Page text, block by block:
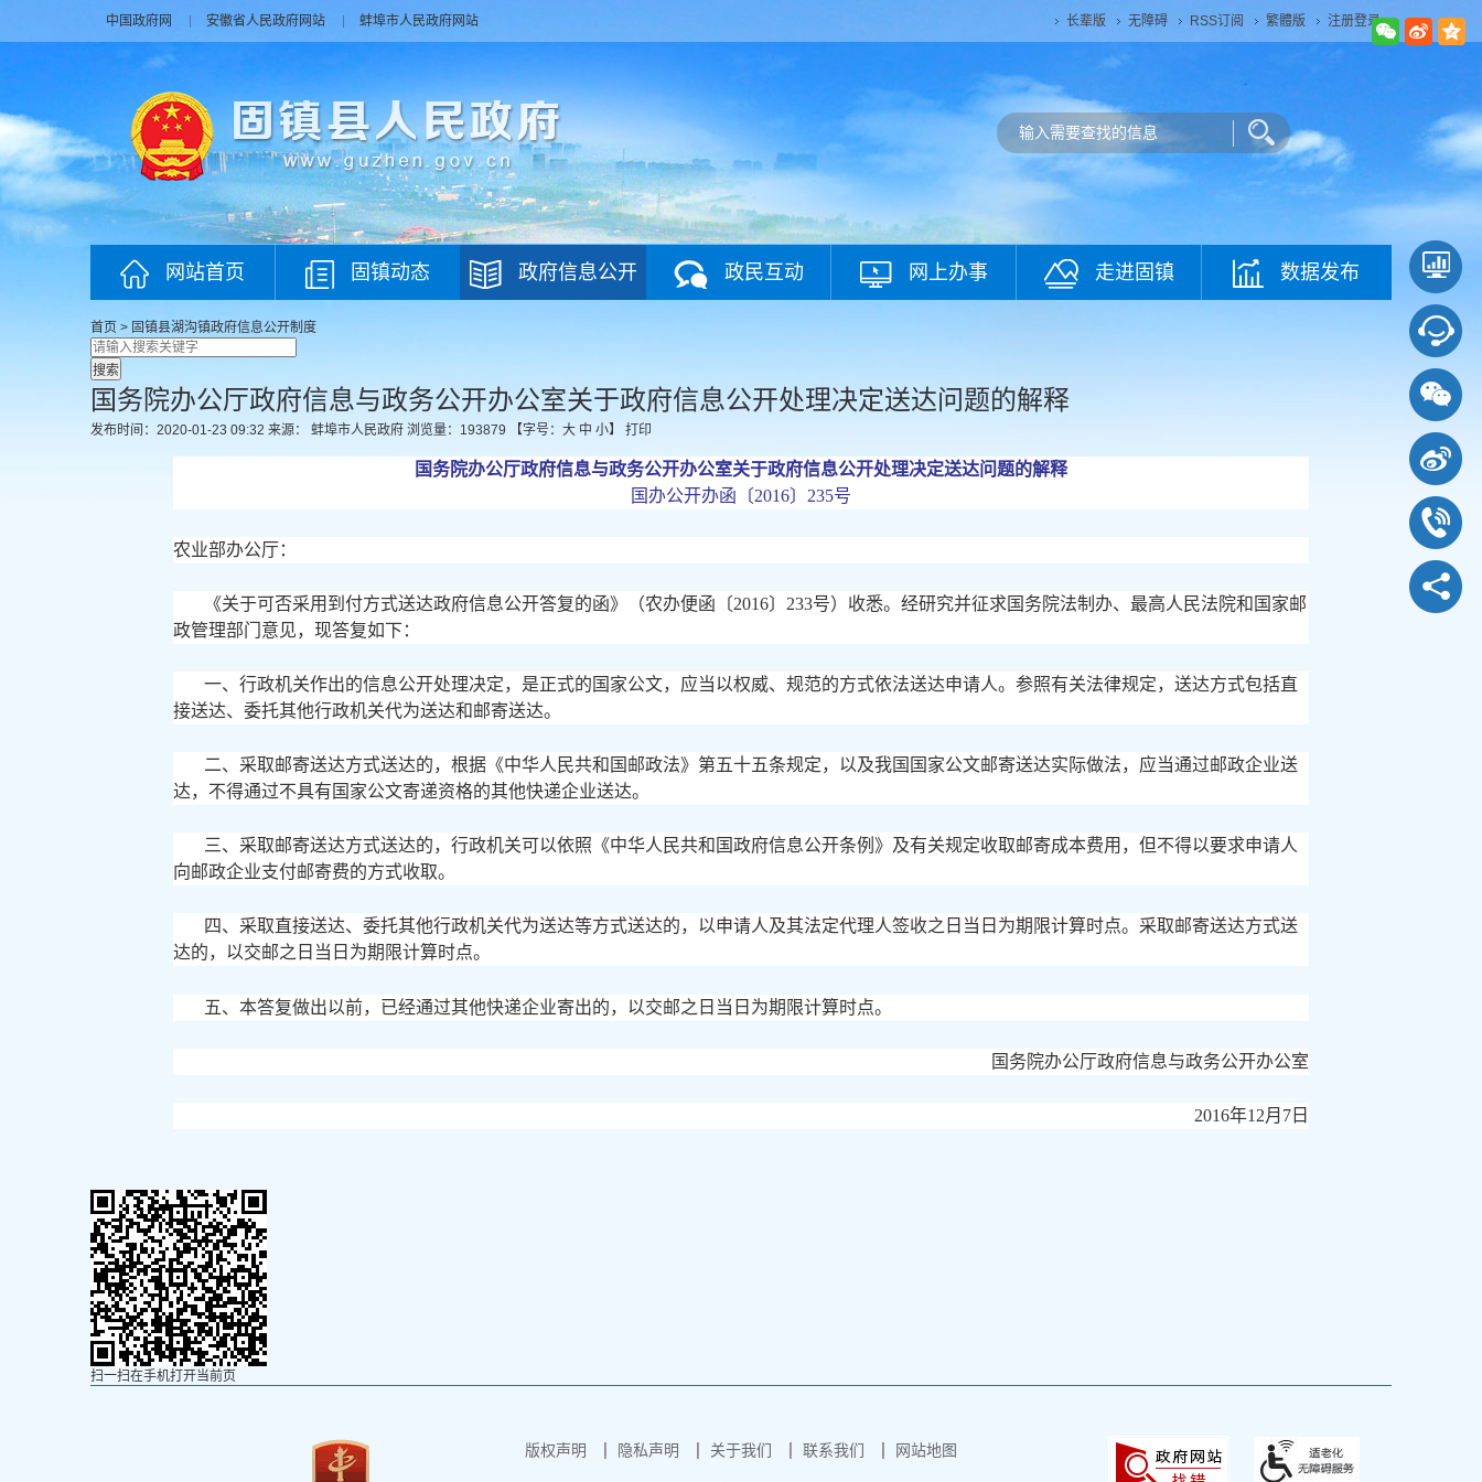
中国政府网 安徽省人民政府网站 蚌埠市人民政府网站 长辈版 无障碍 RSS订阅 繁體版 注册登录
网站首页 固镇动态 政府信息公开 政民互动 网上办事 走进固镇 数据发布
首页 > 固镇县湖沟镇政府信息公开制度
国务院办公厅政府信息与政务公开办公室关于政府信息公开处理决定送达问题的解释
发布时间：2020-01-23 09:32 来源： 蚌埠市人民政府 浏览量： 193879 【字号： 大 中 小】 打印
国务院办公厅政府信息与政务公开办公室关于政府信息公开处理决定送达问题的解释
国办公开办函〔2016〕235号
农业部办公厅：
《关于可否采用到付方式送达政府信息公开答复的函》（农办便函〔2016〕233号）收悉。经研究并征求国务院法制办、最高人民法院和国家邮
政管理部门意见，现答复如下：
一、行政机关作出的信息公开处理决定，是正式的国家公文，应当以权威、规范的方式依法送达申请人。参照有关法律规定，送达方式包括直
接送达、委托其他行政机关代为送达和邮寄送达。
二、采取邮寄送达方式送达的，根据《中华人民共和国邮政法》第五十五条规定，以及我国国家公文邮寄送达实际做法，应当通过邮政企业送
达，不得通过不具有国家公文寄递资格的其他快递企业送达。
三、采取邮寄送达方式送达的，行政机关可以依照《中华人民共和国政府信息公开条例》及有关规定收取邮寄成本费用，但不得以要求申请人
向邮政企业支付邮寄费的方式收取。
四、采取直接送达、委托其他行政机关代为送达等方式送达的，以申请人及其法定代理人签收之日当日为期限计算时点。采取邮寄送达方式送
达的，以交邮之日当日为期限计算时点。
五、本答复做出以前，已经通过其他快递企业寄出的，以交邮之日当日为期限计算时点。
国务院办公厅政府信息与政务公开办公室
2016年12月7日
扫一扫在手机打开当前页
版权声明 隐私声明 关于我们 联系我们 网站地图